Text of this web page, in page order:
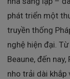
phát triển một
truyền thống
nghệ hiện đại.
Beaune, đến
nho trải dài khắp